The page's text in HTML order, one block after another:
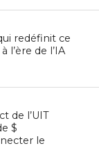
redéfinit ce
l’ère de l’IA
de l’UIT
$
le